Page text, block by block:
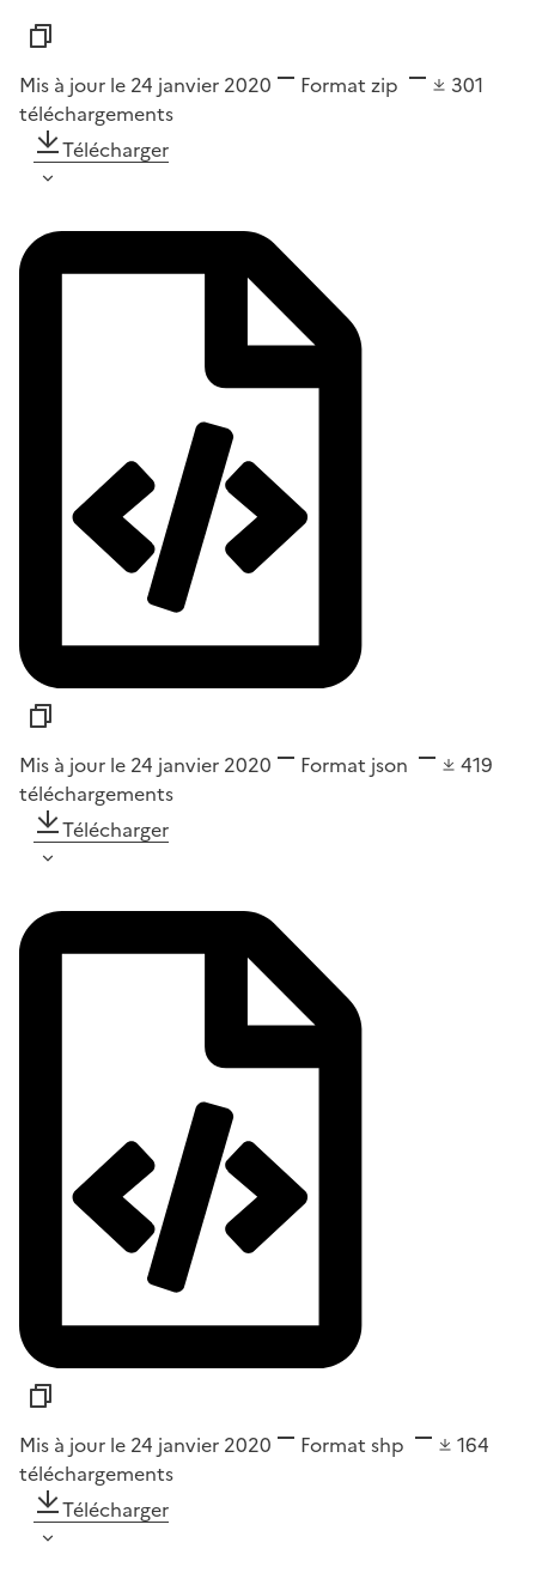
Mis à jour le 24 janvier 2020 Format zip
301
téléchargements
Télécharger
Mis à jour le 24 janvier 2020 Format json
419
téléchargements
Télécharger
Mis à jour le 24 janvier 2020 Format shp
164
téléchargements
Télécharger